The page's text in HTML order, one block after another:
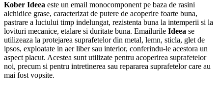
Kober Ideea este un email monocomponent pe baza de rasini
alchidice grase, caracterizat de putere de acoperire foarte buna,
pastrare a luciului timp indelungat, rezistenta buna la intemperii si la
lovituri mecanice, etalare si duritate buna. Emailurile Ideea se
utilizeaza la protejarea suprafetelor din metal, lemn, sticla, glet de
ipsos, exploatate in aer liber sau interior, conferindu-le acestora un
aspect placut. Acestea sunt utilizate pentru acoperirea suprafetelor
noi, precum si pentru intretinerea sau repararea suprafetelor care au
mai fost vopsite.